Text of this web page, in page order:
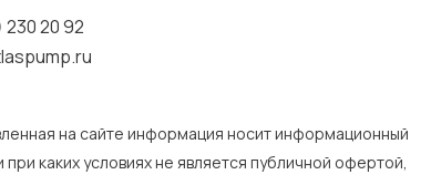
230 20 92
на сайте информация носит информационный
при каких условиях не является публичной офертой,